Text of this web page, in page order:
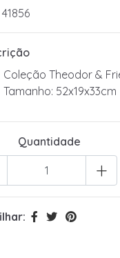
41856
Coleção Theodor &
Tamanho: 52x19x33cm
Quantidade
+